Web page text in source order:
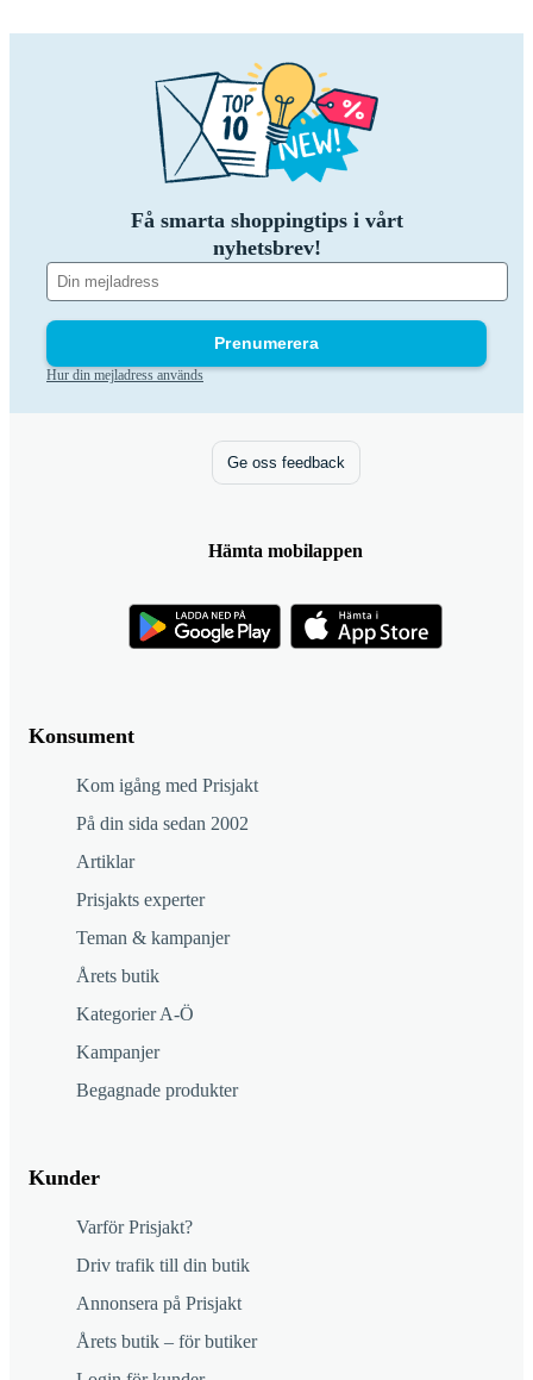
Få smarta shoppingtips i vårt
nyhetsbrev!
Prenumerera
Hur din mejladress används
Konsument
Kom igång med Prisjakt
På din sida sedan 2002
Artiklar
Prisjakts experter
Teman & kampanjer
Årets butik
Kategorier A-Ö
Kampanjer
Begagnade produkter
Kunder
Varför Prisjakt?
Driv trafik till din butik
Annonsera på Prisjakt
Årets butik – för butiker
Ge oss feedback
Hämta mobilappen